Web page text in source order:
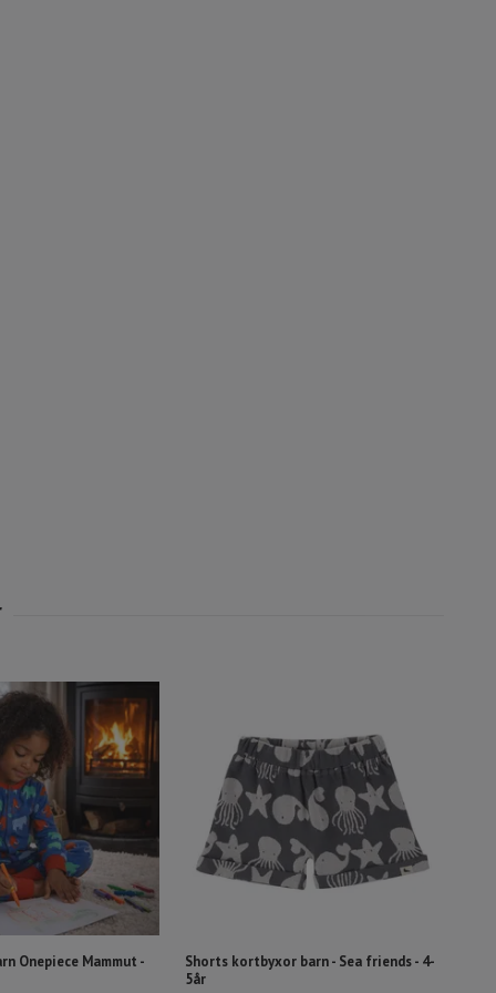
Onepiece Mammut -
Shorts kortbyxor barn - Sea friends - 4-
5år